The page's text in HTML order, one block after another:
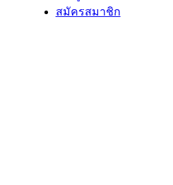
สมัครสมาชิก